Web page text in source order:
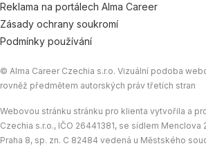
Reklama na portálech Alma Career
Zásady ochrany soukromí
Podmínky používání
© Alma Career Czechia s.r.o. Vizuální podoba
rovněž předmětem autorských práv třetích stran
Webovou stránku stránku pro klienta vytvořila a
Czechia s.r.o., IČO 26441381, se sídlem Menclova
Praha 8, sp. zn. C 82484 vedená u Městského